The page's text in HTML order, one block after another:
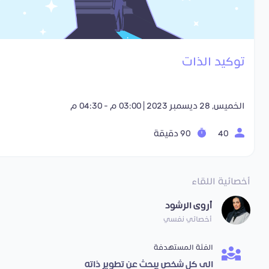
توكيد الذات
الخميس, 28 ديسمبر 2023 | 03:00 م - 04:30 م
أخصائية اللقاء
أروى الرشود
أخصائي نفسي
الفئة المستهدفة
الى كل شخص يبحث عن تطوير ذاته